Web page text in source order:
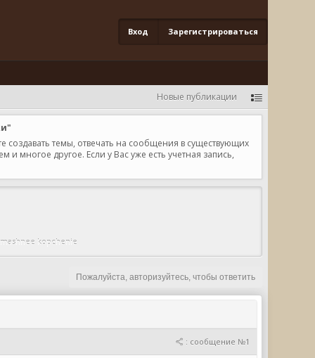
Вход Зарегистрироваться
Новые публикации
создавать темы, отвечать на сообщения в существующих
многое другое. Если у Вас уже есть учетная запись,
kopchenie
Пожалуйста, авторизуйтесь, чтобы ответить
: сообщение №1